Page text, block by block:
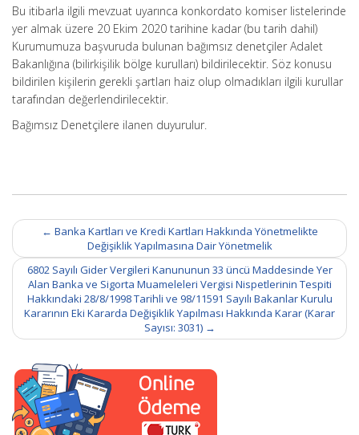
Bu itibarla ilgili mevzuat uyarınca konkordato komiser listelerinde
yer almak üzere 20 Ekim 2020 tarihine kadar (bu tarih dahil)
Kurumumuza başvuruda bulunan bağımsız denetçiler Adalet
Bakanlığına (bilirkişilik bölge kurulları) bildirilecektir. Söz konusu
bildirilen kişilerin gerekli şartları haiz olup olmadıkları ilgili kurullar
tarafından değerlendirilecektir.
Bağımsız Denetçilere ilanen duyurulur.
Post
navigation
← Banka Kartları ve Kredi Kartları Hakkında Yönetmelikte
Değişiklik Yapılmasına Dair Yönetmelik
6802 Sayılı Gider Vergileri Kanununun 33 üncü Maddesinde Yer
Alan Banka ve Sigorta Muameleleri Vergisi Nispetlerinin Tespiti
Hakkındaki 28/8/1998 Tarihli ve 98/11591 Sayılı Bakanlar Kurulu
Kararının Eki Kararda Değişiklik Yapılması Hakkında Karar (Karar
Sayısı: 3031) →